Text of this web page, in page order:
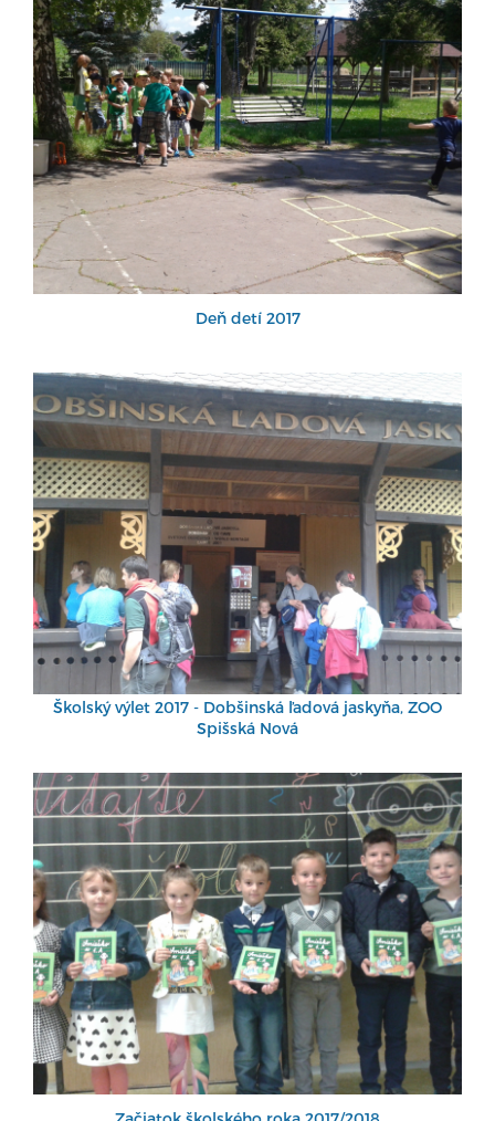
Deň detí 2017
Školský výlet 2017 - Dobšinská ľadová jaskyňa, ZOO
Spišská Nová